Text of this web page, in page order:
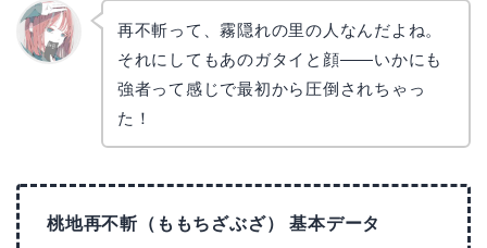
再不斬って、霧隠れの里の人なんだよね。
それにしてもあのガタイと顔——いかにも
強者って感じで最初から圧倒されちゃっ
た！
桃地再不斬（ももちざぶざ） 基本データ